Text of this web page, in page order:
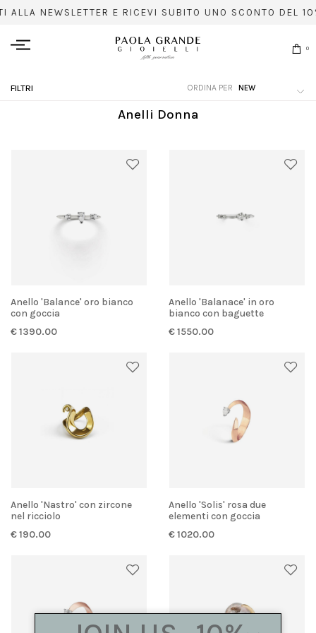
ALLA NEWSLETTER E RICEVI SUBITO UNO SCONTO DEL
0
FILTRI
Anelli Donna
ORDINA PER
Anello 'Balance' oro bianco
con goccia
€ 1390.00
Anello 'Balanace' in oro
bianco con baguette
€ 1550.00
Anello 'Nastro' con zircone
nel ricciolo
€ 190.00
Anello 'Solis' rosa due
elementi con goccia
€ 1020.00